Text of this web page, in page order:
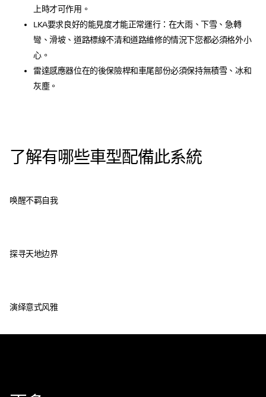
上時才可作用。
LKA要求良好的能見度才能正常運行：在大雨、下雪、急轉
彎、滑坡、道路標線不清和道路維修的情況下您都必須格外小
心。
雷達感應器位在的後保險桿和車尾部份必須保持無積雪、冰和
灰塵。
了解有哪些車型配備此系統
唤醒不羁自我
探寻天地边界
演绎意式风雅